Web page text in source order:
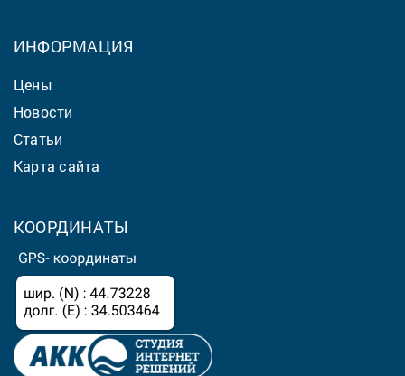
ИНФОРМАЦИЯ
Цены
Новости
Статьи
Карта сайта
КООРДИНАТЫ